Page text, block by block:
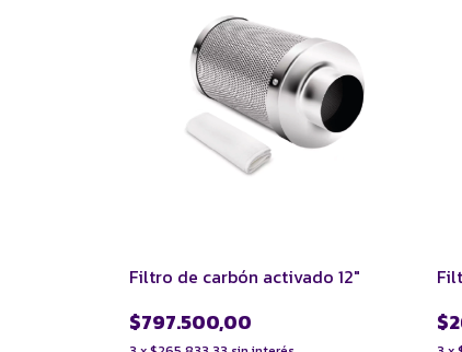
Filtro de carbón activado 12"
$797.500,00